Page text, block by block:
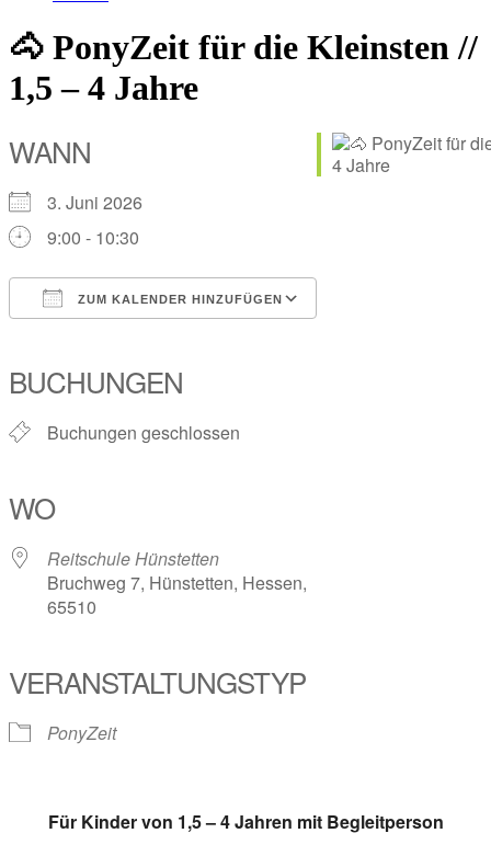
🐴 PonyZeit für die Kleinsten //
1,5 – 4 Jahre
WANN
3. Juni 2026
9:00 - 10:30
ZUM KALENDER HINZUFÜGEN
BUCHUNGEN
Buchungen geschlossen
WO
Reitschule Hünstetten
Bruchweg 7, Hünstetten, Hessen,
65510
VERANSTALTUNGSTYP
PonyZeit
Für Kinder von 1,5 – 4 Jahren mit Begleitperson